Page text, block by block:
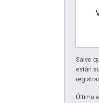
Salvo
están
Última